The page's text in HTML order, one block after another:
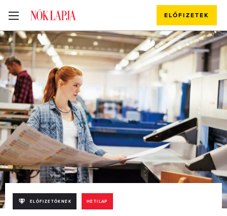
ELŐFIZETEK
ELŐFIZETŐKNEK HETILAP